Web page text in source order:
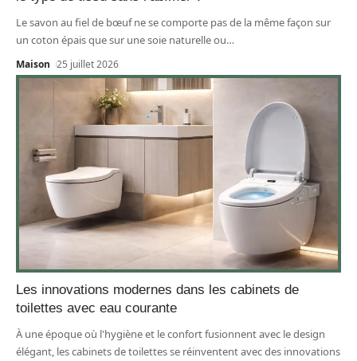
Le savon au fiel de bœuf ne se comporte pas de la même façon sur
un coton épais que sur une soie naturelle ou…
Maison 25 juillet 2026
Les innovations modernes dans les cabinets de
toilettes avec eau courante
À une époque où l'hygiène et le confort fusionnent avec le design
élégant, les cabinets de toilettes se réinventent avec des innovations